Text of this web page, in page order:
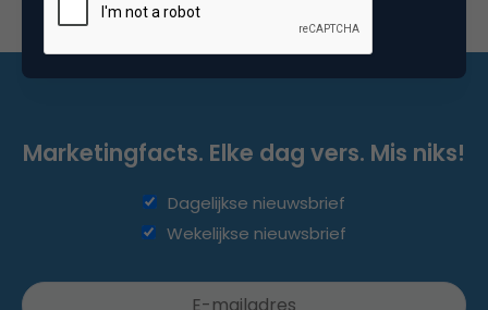
Marketingfacts. Elke dag vers. Mis niks!
Dagelijkse nieuwsbrief
Wekelijkse nieuwsbrief